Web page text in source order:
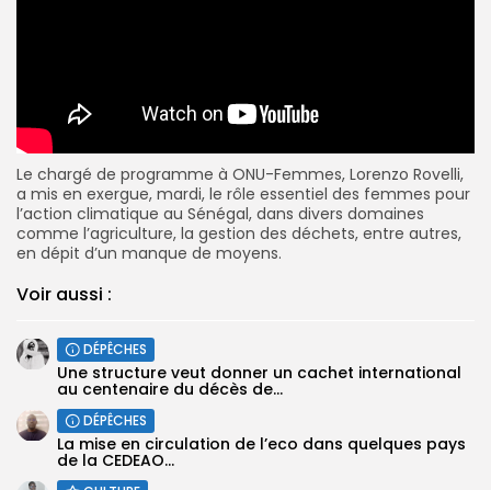
Le chargé de programme à ONU-Femmes, Lorenzo Rovelli,
a mis en exergue, mardi, le rôle essentiel des femmes pour
l’action climatique au Sénégal, dans divers domaines
comme l’agriculture, la gestion des déchets, entre autres,
en dépit d’un manque de moyens.
Voir aussi :
DÉPÊCHES
Une structure veut donner un cachet international
au centenaire du décès de...
DÉPÊCHES
La mise en circulation de l’eco dans quelques pays
de la CEDEAO...